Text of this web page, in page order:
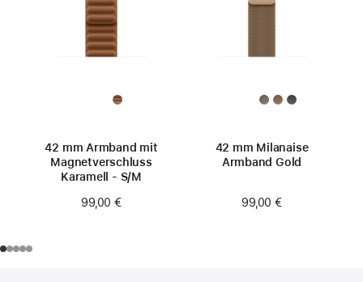
42 mm Armband mit
Magnetverschluss
Karamell - S/M
99,00 €
42 mm Milanaise
Armband Gold
99,00 €